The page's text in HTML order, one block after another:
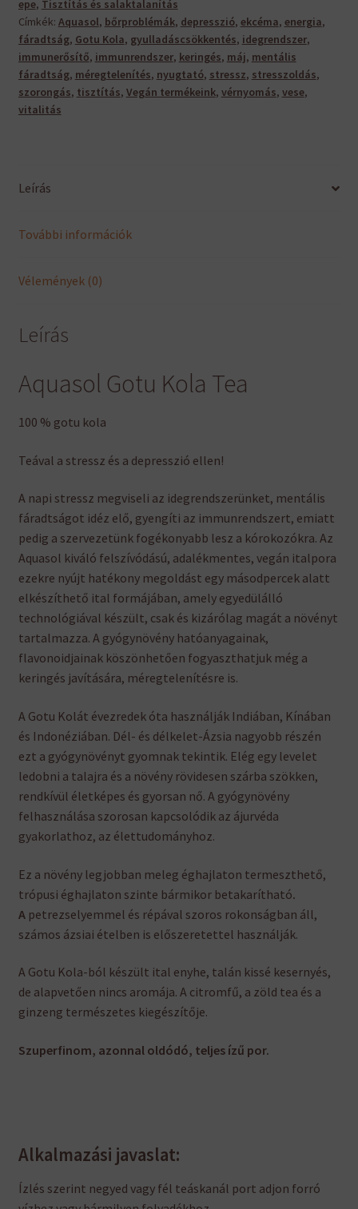
epe, Tisztítás és salaktalanítás
Címkék: Aquasol, bőrproblémák, depresszió, ekcéma, energia,
fáradtság, Gotu Kola, gyulladáscsökkentés, idegrendszer,
immunerősítő, immunrendszer, keringés, máj, mentális
fáradtság, méregtelenítés, nyugtató, stressz, stresszoldás,
szorongás, tisztítás, Vegán termékeink, vérnyomás, vese,
vitalitás
Leírás
További információk
Vélemények (0)
Leírás
Aquasol Gotu Kola Tea
100 % gotu kola
Teával a stressz és a depresszió ellen!
A napi stressz megviseli az idegrendszerünket, mentális
fáradtságot idéz elő, gyengíti az immunrendszert, emiatt
pedig a szervezetünk fogékonyabb lesz a kórokozókra. Az
Aquasol kiváló felszívódású, adalékmentes, vegán italpora
ezekre nyújt hatékony megoldást egy másodpercek alatt
elkészíthető ital formájában, amely egyedülálló
technológiával készült, csak és kizárólag magát a növényt
tartalmazza. A gyógynövény hatóanyagainak,
flavonoidjainak köszönhetően fogyaszthatjuk még a
keringés javítására, méregtelenítésre is.
A Gotu Kolát évezredek óta használják Indiában, Kínában
és Indonéziában. Dél- és délkelet-Ázsia nagyobb részén
ezt a gyógynövényt gyomnak tekintik. Elég egy levelet
ledobni a talajra és a növény rövidesen szárba szökken,
rendkívül életképes és gyorsan nő. A gyógynövény
felhasználása szorosan kapcsolódik az ájurvéda
gyakorlathoz, az élettudományhoz.
Ez a növény legjobban meleg éghajlaton termeszthető,
trópusi éghajlaton szinte bármikor betakarítható.
Apetrezselyemmel és répával szoros rokonságban áll,
számos ázsiai ételben is előszeretettel használják.
A Gotu Kola-ból készült ital enyhe, talán kissé kesernyés,
de alapvetően nincs aromája. A citromfű, a zöld tea és a
ginzeng természetes kiegészítője.
Szuperfinom, azonnal oldódó, teljes ízű por.
Alkalmazási javaslat:
Ízlés szerint negyed vagy fél teáskanál port adjon forró